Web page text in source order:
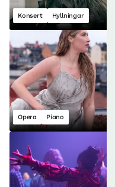
Konsert Hyllningar
Opera Piano